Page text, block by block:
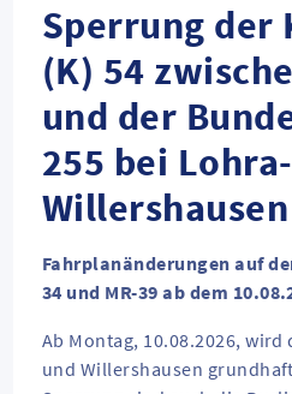
Sperrung der
(K) 54
und der
255 bei Lohra-
Willershausen
Fahrplanänderungen auf
34 und MR-39 ab dem
Ab Montag, 10.08.2026, wird
und Willershausen